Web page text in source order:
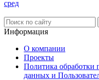
сред
Информация
О компании
Проекты
Политика обработки
данных и